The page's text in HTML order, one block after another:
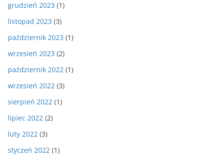
grudzień 2023 (1)
listopad 2023 (3)
październik 2023 (1)
wrzesień 2023 (2)
październik 2022 (1)
wrzesień 2022 (3)
sierpień 2022 (1)
lipiec 2022 (2)
luty 2022 (3)
styczeń 2022 (1)